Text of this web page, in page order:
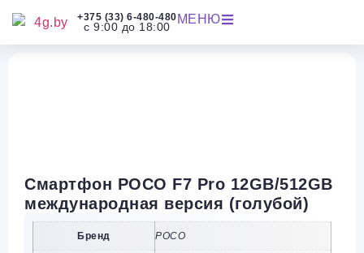
+375 (33) 6-480-480
с 9:00 до 18:00
МЕНЮ
Смартфон POCO F7 Pro 12GB/512GB
международная версия (голубой)
Бренд POCO